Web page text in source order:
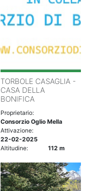
TORBOLE CASAGLIA -
CASA DELLA
BONIFICA
Proprietario:
Consorzio Oglio Mella
Attivazione:
22-02-2025
Altitudine:
112 m